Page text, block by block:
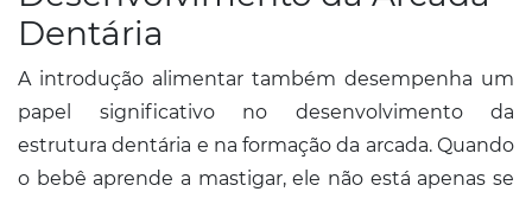
Dentária
A introdução alimentar também desempenha um
papel significativo no desenvolvimento da
estrutura dentária e na formação da arcada. Quando
o bebê aprende a mastigar, ele não está apenas se